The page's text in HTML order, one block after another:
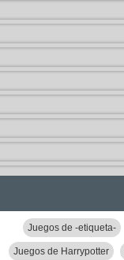
Juegos de -etiqueta-
Juegos de Harrypotter